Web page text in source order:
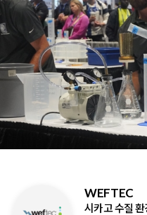
WEFTEC
시카고 수질